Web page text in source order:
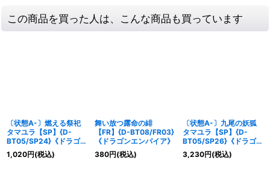
この商品を買った人は、こんな商品も買っています
〔状態A-〕燃える祭祀
タマユラ【SP】{D-
BT05/SP24}《ドラゴン
エンパイア》
1,020円(税込)
舞い放つ露命の緋
【FR】{D-BT08/FR03}
《ドラゴンエンパイア》
380円(税込)
〔状態A-〕九尾の妖狐
タマユラ【SP】{D-
BT05/SP26}《ドラゴン
エンパイア》
3,230円(税込)